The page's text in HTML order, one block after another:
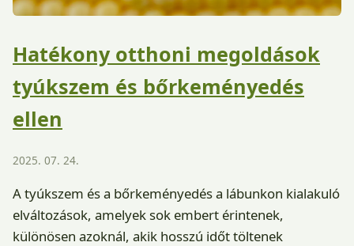
Hatékony otthoni megoldások
tyúkszem és bőrkeményedés
ellen
2025. 07. 24.
A tyúkszem és a bőrkeményedés a lábunkon kialakuló
elváltozások, amelyek sok embert érintenek,
különösen azoknál, akik hosszú időt töltenek